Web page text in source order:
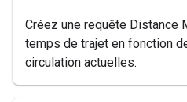
Créez une requête Distance
temps de trajet en fonction
circulation actuelles.